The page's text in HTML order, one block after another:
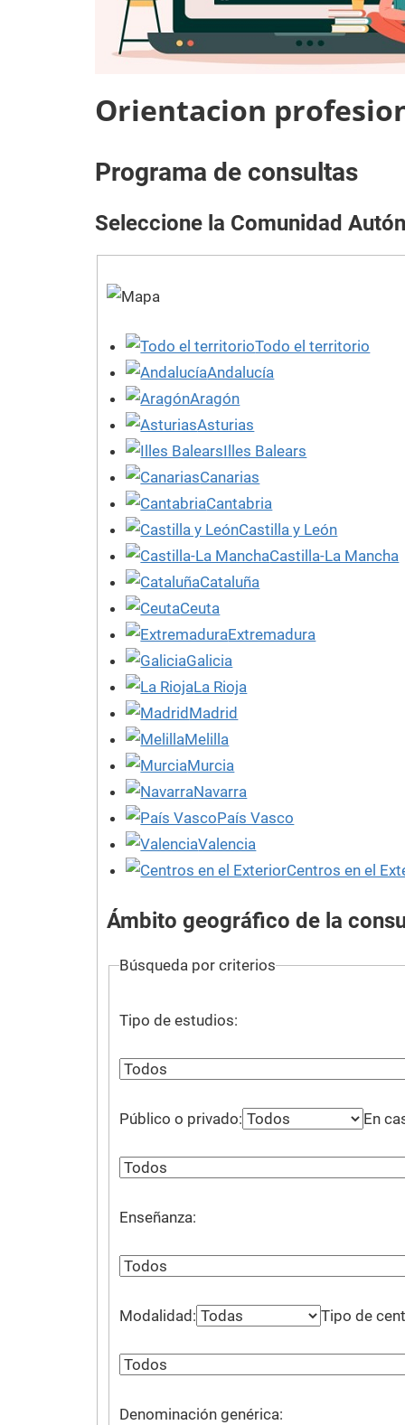
Orientacion
Programa de consultas
Seleccione la Comunidad
Todo el territorio
Andalucía
Aragón
Asturias
Illes Balears
Canarias
Cantabria
Castilla y León
Castilla-La Mancha
Cataluña
Ceuta
Extremadura
Galicia
La Rioja
Madrid
Melilla
Murcia
Navarra
País Vasco
Valencia
Centros en el
Ámbito geográfico de la
Búsqueda por criterios
Tipo de estudios:
Público o privado: En
Enseñanza:
Modalidad: Tipo de
Denominación genérica: